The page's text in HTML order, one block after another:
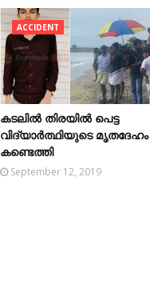
ACCIDENT
കടലിൽ തിരയിൽ പെട്ട
വിദ്യാർത്ഥിയുടെ മൃതദേഹം
കണ്ടെത്തി
September 12, 2019